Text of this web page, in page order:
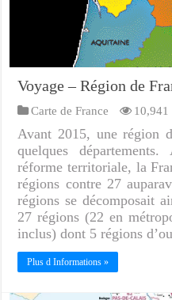
Voyage – Région de
Carte de France 10,941
Avant 2015, une région
quelques
réforme territoriale, la
régions contre 27
régions se décomposait
27 régions (22 en
inclus) dont 5 régions
Plus d Informations »